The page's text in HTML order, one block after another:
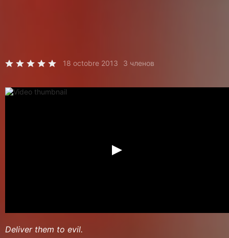
18 octobre 2013 3 членов
Deliver them to evil.